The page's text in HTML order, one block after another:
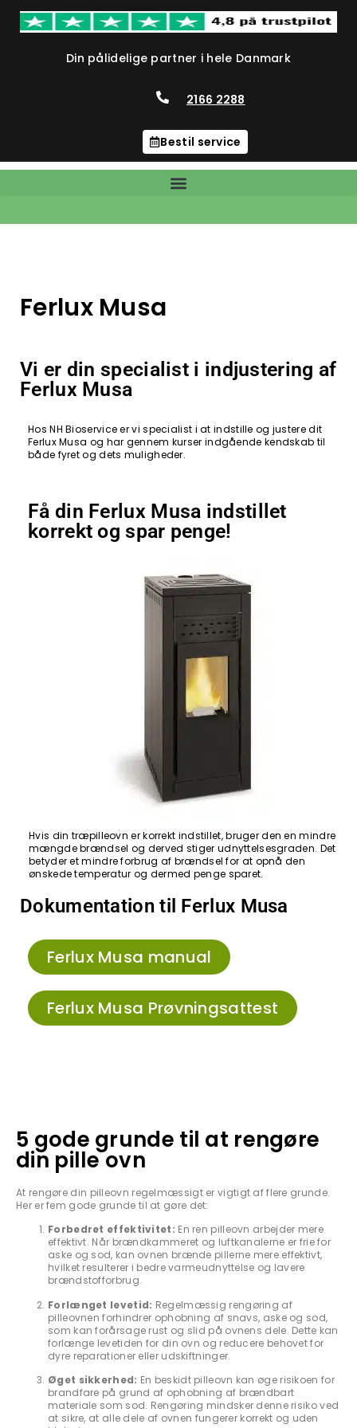
Din pålidelige partner i hele Danmark
2166 2288
Bestil service
Ferlux Musa
Vi er din specialist i indjustering af
Ferlux Musa
Hos NH Bioservice er vi specialist i at indstille og justere dit
Ferlux Musa og har gennem kurser indgående kendskab til
både fyret og dets muligheder.
Få din Ferlux Musa indstillet
korrekt og spar penge!
Hvis din træpilleovn er korrekt indstillet, bruger den en mindre
mængde brændsel og derved stiger udnyttelsesgraden. Det
betyder et mindre forbrug af brændsel for at opnå den
ønskede temperatur og dermed penge sparet.
Dokumentation til Ferlux Musa
Ferlux Musa manual
Ferlux Musa Prøvningsattest
5 gode grunde til at rengøre
din pille ovn
At rengøre din pilleovn regelmæssigt er vigtigt af flere grunde.
Her er fem gode grunde til at gøre det:
Forbedret effektivitet: En ren pilleovn arbejder mere
effektivt. Når brændkammeret og luftkanalerne er frie for
aske og sod, kan ovnen brænde pillerne mere effektivt,
hvilket resulterer i bedre varmeudnyttelse og lavere
brændstofforbrug.
Forlænget levetid: Regelmæssig rengøring af
pilleovnen forhindrer ophobning af snavs, aske og sod,
som kan forårsage rust og slid på ovnens dele. Dette kan
forlænge levetiden for din ovn og reducere behovet for
dyre reparationer eller udskiftninger.
Øget sikkerhed: En beskidt pilleovn kan øge risikoen for
brandfare på grund af ophobning af brændbart
materiale som sod. Rengøring mindsker denne risiko ved
at sikre, at alle dele af ovnen fungerer korrekt og uden